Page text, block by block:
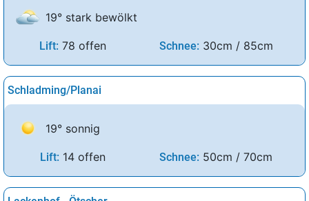
19° stark bewölkt
Lift: 78 offen Schnee: 30cm / 85cm
Schladming/Planai
19° sonnig
Lift: 14 offen Schnee: 50cm / 70cm